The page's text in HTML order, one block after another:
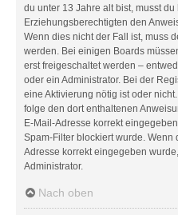
du unter 13 Jahre alt bist, musst
Erziehungsberechtigten den
Wenn dies nicht der Fall ist, muss
werden. Bei einigen Boards
erst freigeschaltet werden –
oder ein Administrator. Bei der
eine Aktivierung nötig ist oder
folge den dort enthaltenen
E-Mail-Adresse korrekt
Spam-Filter blockiert wurde.
Adresse korrekt eingegeben
Administrator.
Nach oben